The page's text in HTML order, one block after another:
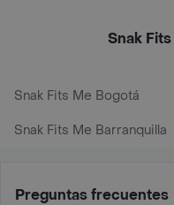
Snak
Snak Fits Me Bogotá
Snak Fits Me Barranquilla
Preguntas frecuentes